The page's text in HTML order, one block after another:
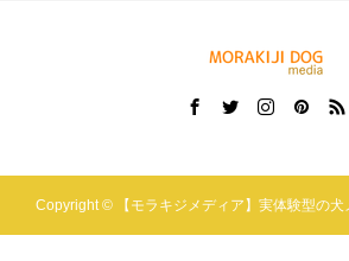
Copyright © 【モラキジメディア】実体験型の